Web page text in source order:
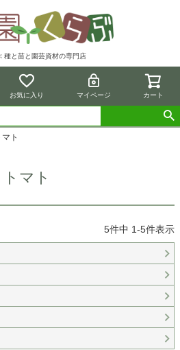
種と苗と園芸資材の専門店
お気に入り マイページ カート
マト
トマト
5件中 1-5件表示